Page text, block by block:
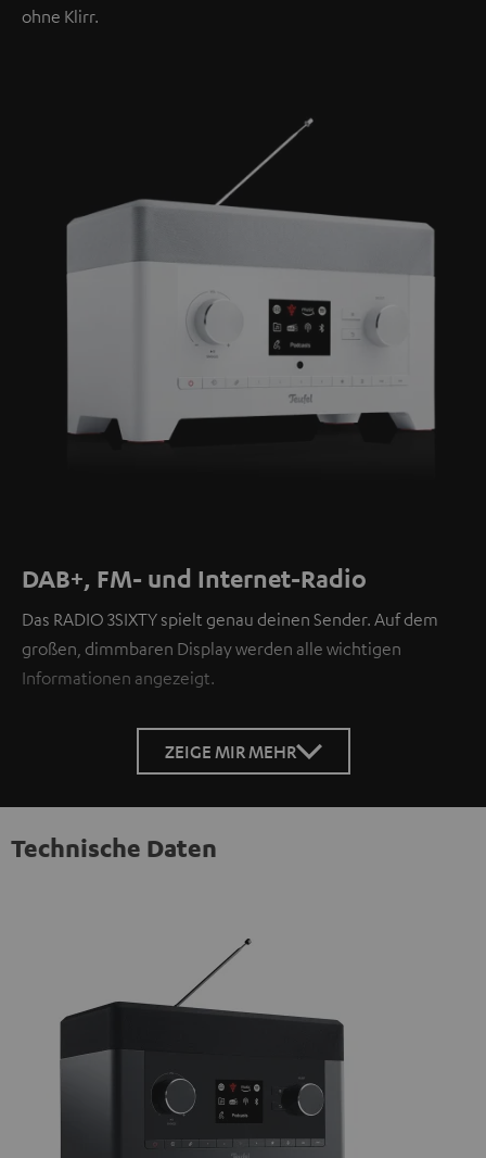
ohne Klirr.
DAB+, FM- und Internet-Radio
Das RADIO 3SIXTY spielt genau deinen Sender. Auf dem
großen, dimmbaren Display werden alle wichtigen
Informationen angezeigt.
ZEIGE MIR MEHR
Technische Daten